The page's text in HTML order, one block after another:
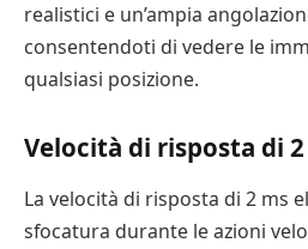
realistici e un’ampia
consentendoti di vedere le
qualsiasi posizione.
Velocità di risposta di
La velocità di risposta di 2 ms
sfocatura durante le azioni